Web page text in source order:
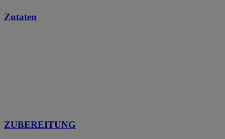
Zutaten
ZUBEREITUNG